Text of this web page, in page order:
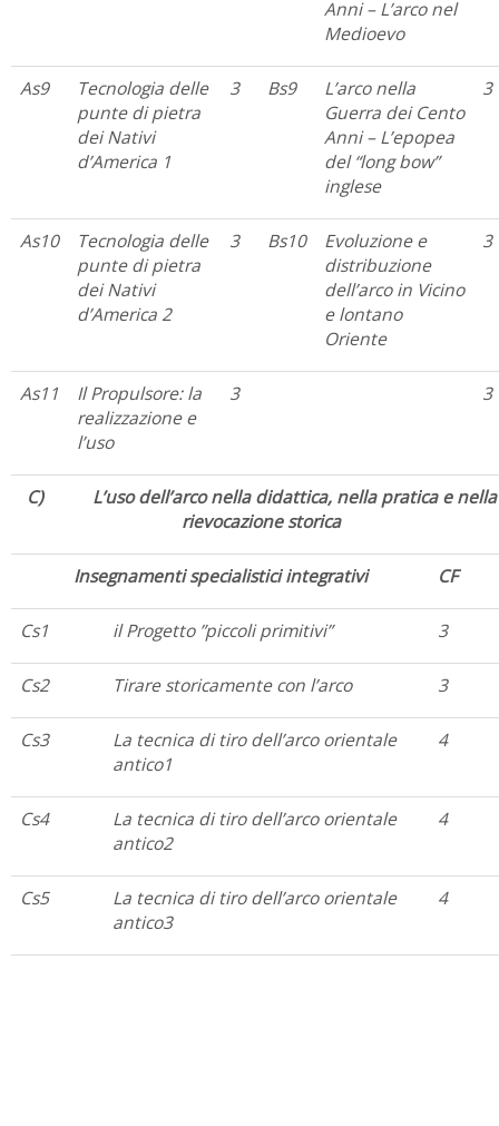
Anni – L’arco nel
Medioevo
As9
Tecnologia delle
punte di pietra
dei Nativi
d’America 1
3 Bs9
L’arco nella
Guerra dei Cento
Anni – L’epopea
del “long bow”
inglese
3
As10
Tecnologia delle
punte di pietra
dei Nativi
d’America 2
3 Bs10
Evoluzione e
distribuzione
dell’arco in Vicino
e lontano
Oriente
3
As11
Il Propulsore: la
realizzazione e
l’uso
3 3
C) L’uso dell’arco nella didattica, nella pratica e nella
rievocazione storica
Insegnamenti specialistici integrativi CF
Cs1 il Progetto ”piccoli primitivi” 3
Cs2 Tirare storicamente con l’arco 3
Cs3
La tecnica di tiro dell’arco orientale
antico1
4
Cs4
La tecnica di tiro dell’arco orientale
antico2
4
Cs5
La tecnica di tiro dell’arco orientale
antico3
4